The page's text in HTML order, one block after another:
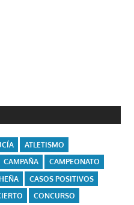
ATLETISMO
CAMPAÑA
CAMPEONATO
CASOS POSITIVOS
CONCURSO